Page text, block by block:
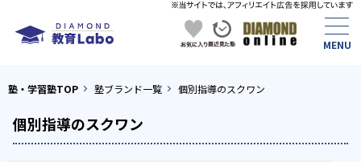
塾・学習塾TOP 塾ブランド一覧 個別指導のスクワン
個別指導のスクワン